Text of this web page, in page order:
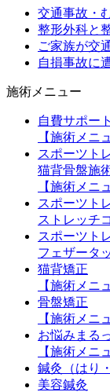
交通事故・
整形外科と
ご家族が交
自損事故に
施術メニュー
自費サポー
【施術メニ
スポーツト
猫背骨盤施
【施術メニ
スポーツト
ストレッチ
スポーツト
フェザータ
猫背矯正
【施術メニ
骨盤矯正
【施術メニ
お悩みまる
【施術メニ
鍼灸（はり
美容鍼灸